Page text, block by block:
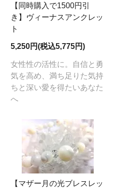
【同時購入で1500円引
き】ヴィーナスアンクレッ
ト
5,250円(税込5,775円)
女性性の活性に。自信と勇
気を高め、満ち足りた気持
ちと深い愛を得たいあなた
へ
【マザー月の光ブレスレッ